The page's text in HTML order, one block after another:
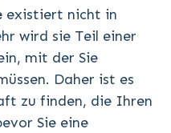
existiert nicht in
wird sie Teil einer
mit der Sie
Daher ist es
zu finden, die Ihren
Sie eine